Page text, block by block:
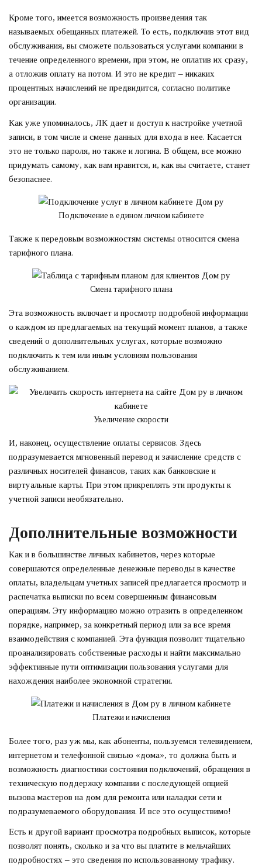
Кроме того, имеется возможность произведения так
называемых обещанных платежей. То есть, подключив этот вид
обслуживания, вы сможете пользоваться услугами компании в
течение определенного времени, при этом, не оплатив их сразу,
а отложив оплату на потом. И это не кредит – никаких
процентных начислений не предвидится, согласно политике
организации.
Как уже упоминалось, ЛК дает и доступ к настройке учетной
записи, в том числе и смене данных для входа в нее. Касается
это не только пароля, но также и логина. В общем, все можно
придумать самому, как вам нравится, и, как вы считаете, станет
безопаснее.
Подключение в едином личном кабинете
Также к передовым возможностям системы относится смена
тарифного плана.
Смена тарифного плана
Эта возможность включает и просмотр подробной информации
о каждом из предлагаемых на текущий момент планов, а также
сведений о дополнительных услугах, которые возможно
подключить к тем или иным условиям пользования
обслуживанием.
Увеличение скорости
И, наконец, осуществление оплаты сервисов. Здесь
подразумевается мгновенный перевод и зачисление средств с
различных носителей финансов, таких как банковские и
виртуальные карты. При этом прикреплять эти продукты к
учетной записи необязательно.
Дополнительные возможности
Как и в большинстве личных кабинетов, через которые
совершаются определенные денежные переводы в качестве
оплаты, владельцам учетных записей предлагается просмотр и
распечатка выписки по всем совершенным финансовым
операциям. Эту информацию можно отразить в определенном
порядке, например, за конкретный период или за все время
взаимодействия с компанией. Эта функция позволит тщательно
проанализировать собственные расходы и найти максимально
эффективные пути оптимизации пользования услугами для
нахождения наиболее экономной стратегии.
Платежи и начисления
Более того, раз уж мы, как абоненты, пользуемся телевидением,
интернетом и телефонной связью «дома», то должна быть и
возможность диагностики состояния подключений, обращения в
техническую поддержку компании с последующей опцией
вызова мастеров на дом для ремонта или наладки сети и
подразумеваемого оборудования. И все это осуществимо!
Есть и другой вариант просмотра подробных выписок, которые
позволят понять, сколько и за что вы платите в мельчайших
подробностях – это сведения по использованному трафику.